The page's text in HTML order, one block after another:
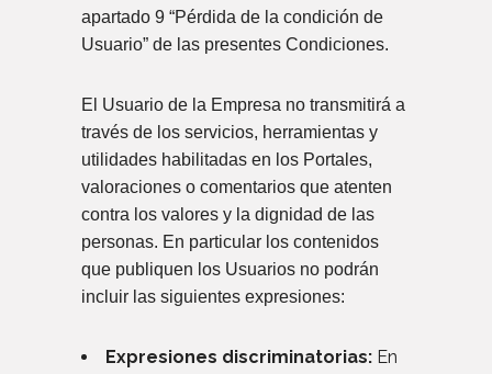
apartado 9 “Pérdida de la condición de
Usuario” de las presentes Condiciones.
El Usuario de la Empresa no transmitirá a
través de los servicios, herramientas y
utilidades habilitadas en los Portales,
valoraciones o comentarios que atenten
contra los valores y la dignidad de las
personas. En particular los contenidos
que publiquen los Usuarios no podrán
incluir las siguientes expresiones:
Expresiones discriminatorias: En